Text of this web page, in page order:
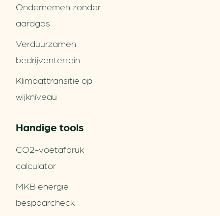
Ondernemen zonder
aardgas
Verduurzamen
bedrijventerrein
Klimaattransitie op
wijkniveau
Handige tools
CO2-voetafdruk
calculator
MKB energie
bespaarcheck